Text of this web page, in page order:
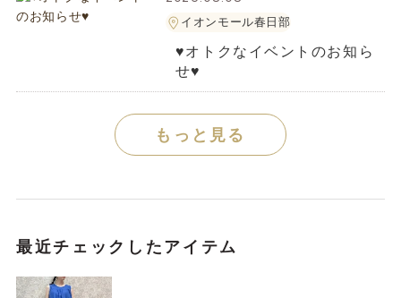
イオンモール春日部
♥オトクなイベントのお知ら
せ♥
もっと見る
最近チェックしたアイテム